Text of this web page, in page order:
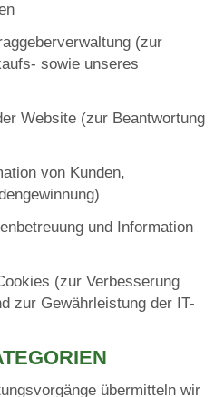
(zur
sowie unseres
Website (zur Beantwortung
von Kunden,
und Information
(zur Verbesserung
zur Gewährleistung der IT-
übermitteln wir